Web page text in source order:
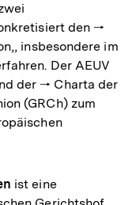
den 🠒
insbesondere im
Der AEUV
der 🠒 Charta der
(GRCh) zum
ist eine